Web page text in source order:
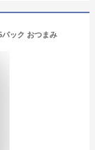
ック おつまみ